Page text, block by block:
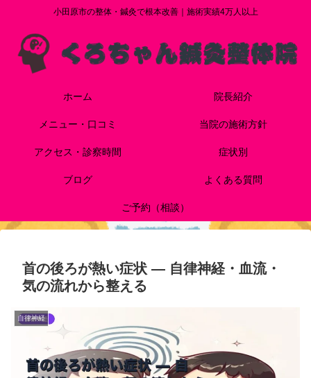
小田原市の整体・鍼灸で根本改善｜施術実績4万人以上
ホーム 院長紹介
メニュー・口コミ 当院の施術方針
アクセス・診察時間 症状別
ブログ よくある質問
ご予約（相談）
首の後ろが熱い症状 — 自律神経・血流・
気の流れから整える
自律神経